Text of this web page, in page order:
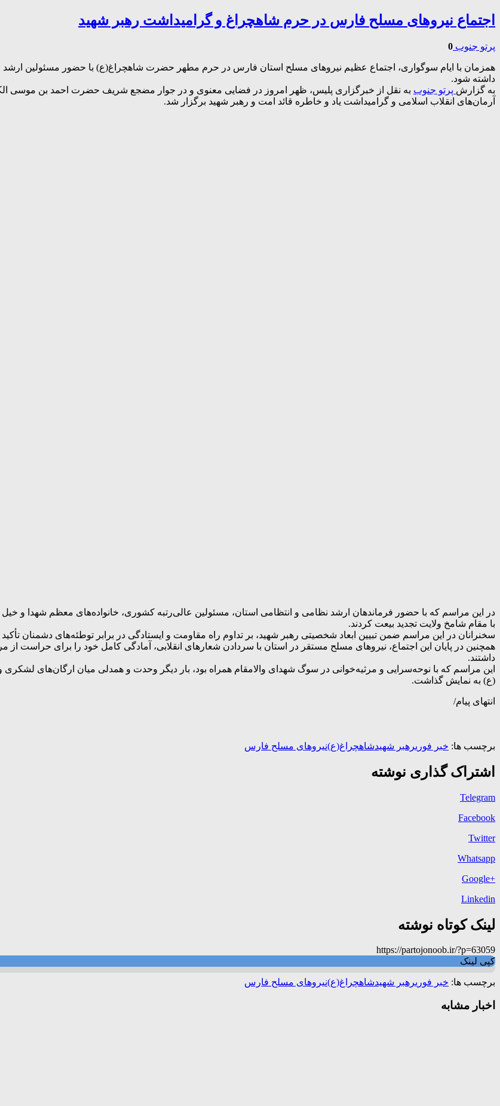
اجتماع نیروهای مسلح فارس در حرم شاهچراغ و گرامیداشت رهبر شهید
پرتو جنوب 0
همزمان با ایام سوگواری، اجتماع عظیم نیروهای مسلح استان فارس در حرم مطهر حضرت شاهچراغ(ع) با حضور مسئولین
داشته شود.
به گزارش پرتو جنوب به نقل از خبرگزاری پلیس، ظهر امروز در فضایی معنوی و در جوار مضجع شریف حضرت احمد بن موسی
آرمان‌های انقلاب اسلامی و گرامیداشت یاد و خاطره قائد امت و رهبر شهید برگزار شد.
در این مراسم که با حضور فرماندهان ارشد نظامی و انتظامی استان، مسئولین عالی‌رتبه کشوری، خانواده‌های معظم شهدا و خیل
با مقام شامخ ولایت تجدید بیعت کردند.
سخنرانان در این مراسم ضمن تبیین ابعاد شخصیتی رهبر شهید، بر تداوم راه مقاومت و ایستادگی در برابر توطئه‌های دشمنان تأکید
همچنین در پایان این اجتماع، نیروهای مسلح مستقر در استان با سردادن شعارهای انقلابی، آمادگی کامل خود را برای حراست
داشتند.
این مراسم که با نوحه‌سرایی و مرثیه‌خوانی در سوگ شهدای والامقام همراه بود، بار دیگر وحدت و همدلی میان ارگان‌های
(ع) به نمایش گذاشت.
انتهای پیام/
برچسب ها: خبر فوریرهبر شهیدشاهچراغ(ع)نیروهای مسلح فارس
اشتراک گذاری نوشته
Telegram
Facebook
Twitter
Whatsapp
+Google
Linkedin
لینک کوتاه نوشته
https://partojonoob.ir/?p=63059
کپی لینک
برچسب ها: خبر فوریرهبر شهیدشاهچراغ(ع)نیروهای مسلح فارس
اخبار مشابه